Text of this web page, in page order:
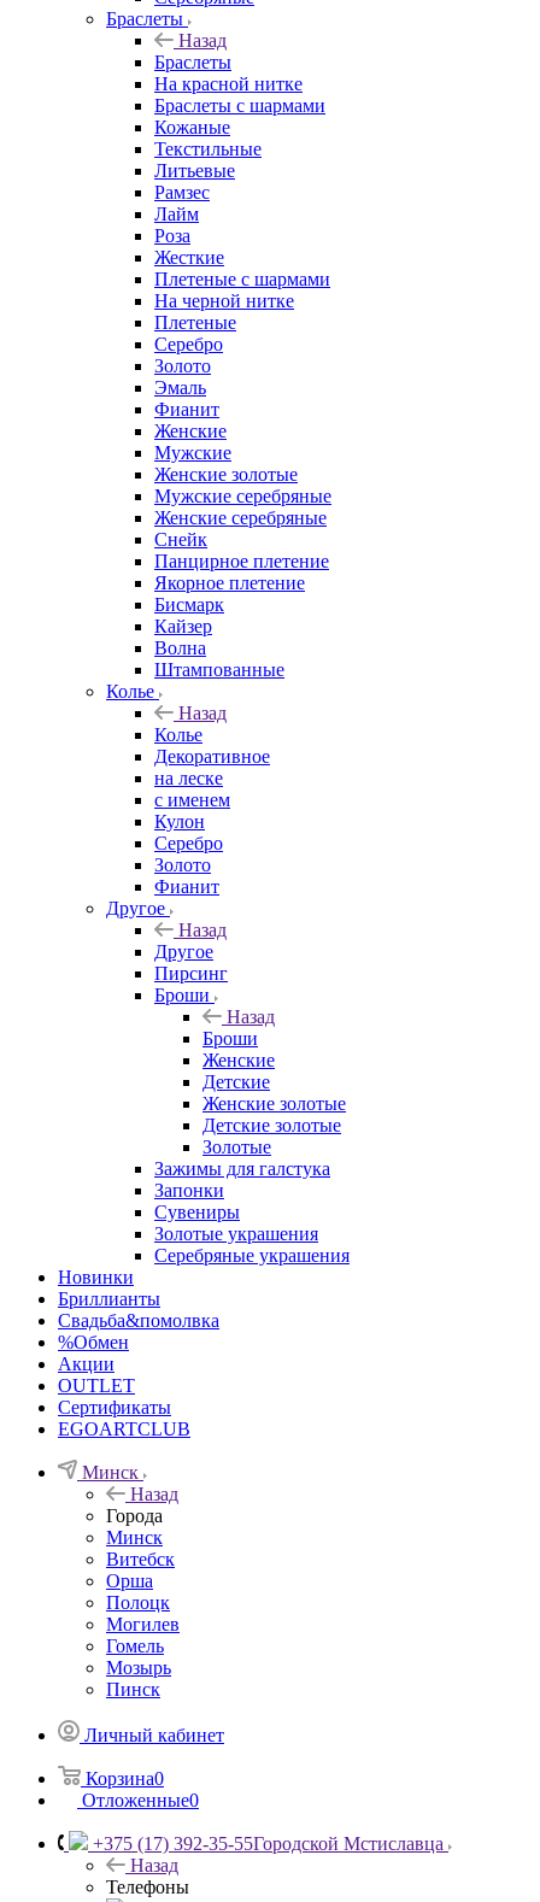
Браслеты
Назад
Браслеты
На красной нитке
Браслеты с шармами
Кожаные
Текстильные
Литьевые
Рамзес
Лайм
Роза
Жесткие
Плетеные с шармами
На черной нитке
Плетеные
Серебро
Золото
Эмаль
Фианит
Женские
Мужские
Женские золотые
Мужские серебряные
Женские серебряные
Снейк
Панцирное плетение
Якорное плетение
Бисмарк
Кайзер
Волна
Штампованные
Колье
Назад
Колье
Декоративное
на леске
с именем
Кулон
Серебро
Золото
Фианит
Другое
Назад
Другое
Пирсинг
Броши
Назад
Броши
Женские
Детские
Женские золотые
Детские золотые
Золотые
Зажимы для галстука
Запонки
Сувениры
Золотые украшения
Серебряные украшения
Новинки
Бриллианты
Свадьба&помолвка
%Обмен
Акции
OUTLET
Сертификаты
EGOARTCLUB
Минск
Назад
Города
Минск
Витебск
Орша
Полоцк
Могилев
Гомель
Мозырь
Пинск
Личный кабинет
Корзина0
Отложенные0
+375 (17) 392-35-55Городской Мстиславца
Назад
Телефоны